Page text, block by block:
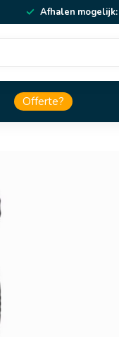
Afhalen mogelijk:
Offerte?